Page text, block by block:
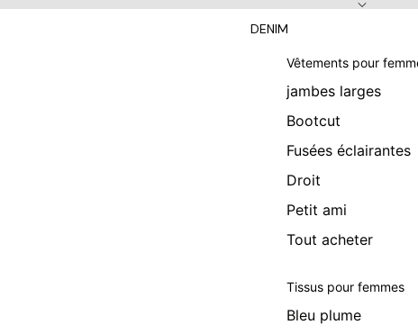
DENIM
Vêtements pour
jambes larges
Bootcut
Fusées éclairantes
Droit
Petit ami
Tout acheter
Tissus pour femmes
Bleu plume